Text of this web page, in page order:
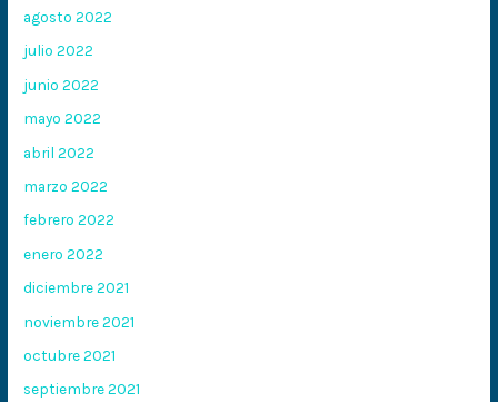
agosto 2022
julio 2022
junio 2022
mayo 2022
abril 2022
marzo 2022
febrero 2022
enero 2022
diciembre 2021
noviembre 2021
octubre 2021
septiembre 2021